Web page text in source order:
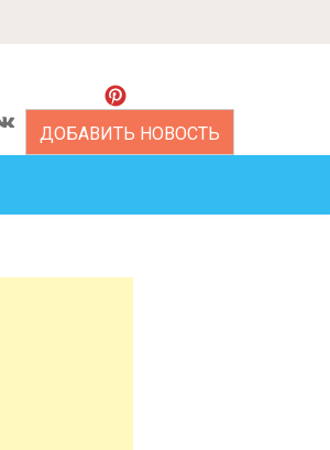
ДОБАВИТЬ НОВОСТЬ